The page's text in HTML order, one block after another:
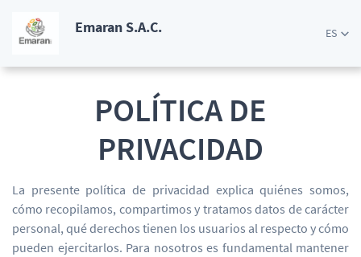
Emaran S.A.C. ES
POLÍTICA DE
PRIVACIDAD
La presente política de privacidad explica quiénes somos,
cómo recopilamos, compartimos y tratamos datos de carácter
personal, qué derechos tienen los usuarios al respecto y cómo
pueden ejercitarlos. Para nosotros es fundamental mantener